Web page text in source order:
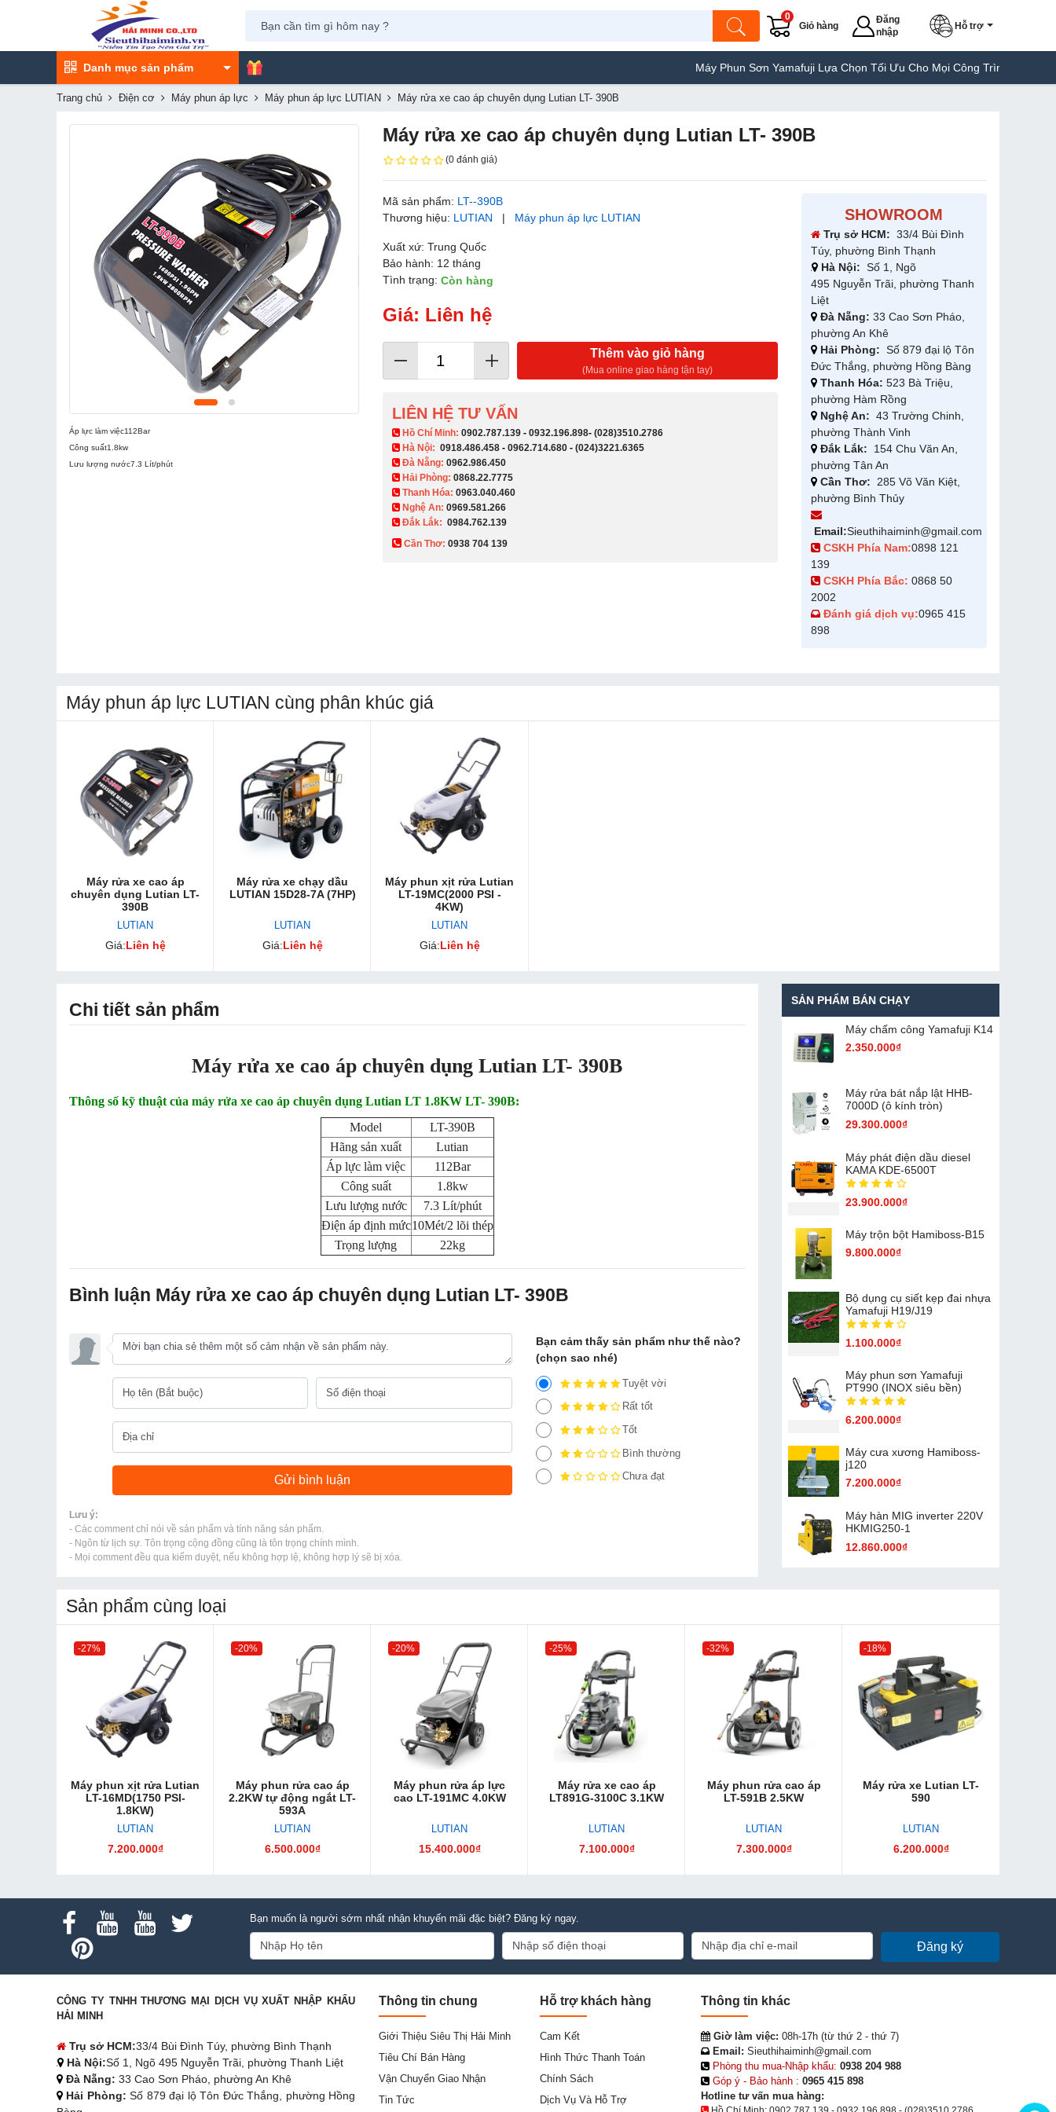
Giỏ hàng
0
Đăng
nhập
Hỗ trợ
Danh mục sản phẩm Máy Phun Sơn Yamafuji Lựa Chọn Tối Ưu Cho Mọi Công Trình Máy Hàn
Trang chủ Điện cơ Máy phun áp lực Máy phun áp lực LUTIAN Máy rửa xe cao áp chuyên dụng Lutian LT- 390B
Áp lực làm việc112Bar
Công suất1.8kw
Lưu lượng nước7.3 Lít/phút
Máy rửa xe cao áp chuyên dụng Lutian LT- 390B
(0 đánh giá)
Mã sản phẩm: LT--390B
Thương hiệu: LUTIAN | Máy phun áp lực LUTIAN
Xuất xứ: Trung Quốc
Bảo hành: 12 tháng
Tình trạng:Còn hàng
Giá: Liên hệ
Thêm vào giỏ hàng
(Mua online giao hàng tận tay)
LIÊN HỆ TƯ VẤN
​ Hồ Chí Minh:0902.787.139 -0932.196.898-(028)3510.2786
Hà Nội:0918.486.458 -0962.714.680 -(024)3221.6365
Đà Nẵng:0962.986.450
Hải Phòng:0868.22.7775
Thanh Hóa:0963.040.460
Nghệ An:0969.581.266
Đắk Lắk: 0984.762.139
Cần Thơ:0938 704 139​
SHOWROOM
Trụ sở HCM: 33/4 Bùi Đình
Túy, phường Bình Thạnh
Hà Nội: Số 1, Ngõ
495 Nguyễn Trãi, phường Thanh
Liệt
Đà Nẵng: 33 Cao Sơn Pháo,
phường An Khê
Hải Phòng: Số 879 đại lộ Tôn
Đức Thắng, phường Hồng Bàng
Thanh Hóa: 523 Bà Triệu,
phường Hàm Rồng
Nghệ An: 43 Trường Chinh,
phường Thành Vinh
Đắk Lắk: 154 Chu Văn An,
phường Tân An
Cần Thơ: 285 Võ Văn Kiệt,
phường Bình Thủy
Email:Sieuthihaiminh@gmail.com
CSKH Phía Nam:0898 121
139
CSKH Phía Bắc: 0868 50
2002
Đánh giá dịch vụ:0965 415
898
Máy phun áp lực LUTIAN cùng phân khúc giá
Máy rửa xe cao áp
chuyên dụng Lutian LT-
390B
LUTIAN
Giá:Liên hệ
Máy rửa xe chạy dầu
LUTIAN 15D28-7A (7HP)
LUTIAN
Giá:Liên hệ
Máy phun xịt rửa Lutian
LT-19MC(2000 PSI -
4KW)
LUTIAN
Giá:Liên hệ
Chi tiết sản phẩm
Máy rửa xe cao áp chuyên dụng Lutian LT- 390B
Thông số kỹ thuật của máy rửa xe cao áp chuyên dụng Lutian LT 1.8KW LT- 390B:
Model
LT-390B
Hãng sản xuất
Lutian
Áp lực làm việc
112Bar
Công suất
1.8kw
Lưu lượng nước
7.3 Lít/phút
Điện áp định mức10Mét/2 lõi thép
Trọng lượng
22kg
Bình luận Máy rửa xe cao áp chuyên dụng Lutian LT- 390B
Bạn cảm thấy sản phẩm như thế nào?
(chọn sao nhé)
Tuyệt vời
Rất tốt
Tốt
Bình thường
Chưa đạt
Lưu ý:
- Các comment chỉ nói về sản phẩm và tính năng sản phẩm.
- Ngôn từ lịch sự. Tôn trọng cộng đồng cũng là tôn trọng chính mình.
- Mọi comment đều qua kiểm duyệt, nếu không hợp lệ, không hợp lý sẽ bị xóa.
SẢN PHẨM BÁN CHẠY
Máy chấm cô​ng Yamafuji K14
2.350.000₫
Máy rửa bát nắp lật HHB-
7000D (ô kính tròn)
29.300.000₫
Máy phát điện dầu diesel
KAMA KDE-6500T
23.900.000₫
Máy trộn bột Hamiboss-B15
9.800.000₫
Bộ dụng cụ siết kẹp đai nhựa
Yamafuji H19/J19
1.100.000₫
Máy phun sơn Yamafuji
PT990 (INOX siêu bền)
6.200.000₫
Máy cưa xương Hamiboss-
j120
7.200.000₫
Máy hàn MIG inverter 220V
HKMIG250-1
12.860.000₫
Sản phẩm cùng loại
-27%
Máy phun xịt rửa Lutian
LT-16MD(1750 PSI-
1.8KW)
LUTIAN
7.200.000₫
-20%
Máy phun rửa cao áp
2.2KW tự động ngắt LT-
593A
LUTIAN
6.500.000₫
-20%
Máy phun rửa áp lực
cao LT-191MC 4.0KW
LUTIAN
15.400.000₫
-25%
Máy rửa xe cao áp
LT891G-3100C 3.1KW
LUTIAN
7.100.000₫
-32%
Máy phun rửa cao áp
LT-591B 2.5KW
LUTIAN
7.300.000₫
-18%
Máy rửa xe Lutian LT-
590
LUTIAN
6.200.000₫
Bạn muốn là người sớm nhất nhận khuyến mãi đặc biệt? Đăng ký ngay.
Đăng ký
CÔNG TY TNHH THƯƠNG MẠI DỊCH VỤ XUẤT NHẬP KHẨU
HẢI MINH
Trụ sở HCM:33/4 Bùi Đình Túy, phường Bình Thạnh
Hà Nội:Số 1, Ngõ 495 Nguyễn Trãi, phường Thanh Liệt
Đà Nẵng: 33 Cao Sơn Pháo, phường An Khê
Hải Phòng: Số 879 đại lộ Tôn Đức Thắng, phường Hồng
Thông tin chung
Giới Thiệu Siêu Thị Hải Minh
Tiêu Chí Bán Hàng
Vận Chuyển Giao Nhận
Tin Tức
Hỗ trợ khách hàng
Cam Kết
Hình Thức Thanh Toán
Chính Sách
Dịch Vụ Và Hỗ Trợ
Thông tin khác
Giờ làm việc: 08h-17h (từ thứ 2 - thứ 7)
Email: Sieuthihaiminh@gmail.com
Phòng thu mua-Nhập khẩu: 0938 204 988
Góp ý - Bảo hành : 0965 415 898
Hotline tư vấn mua hàng: